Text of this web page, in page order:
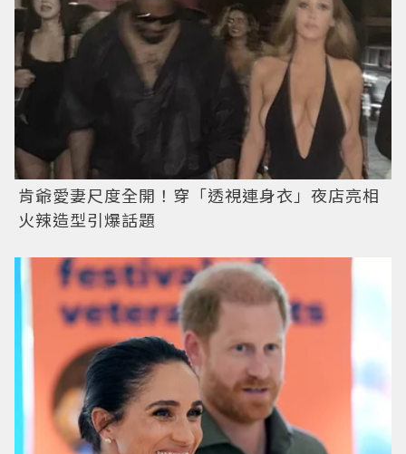
肯爺愛妻尺度全開！穿「透視連身衣」夜店亮相
火辣造型引爆話題